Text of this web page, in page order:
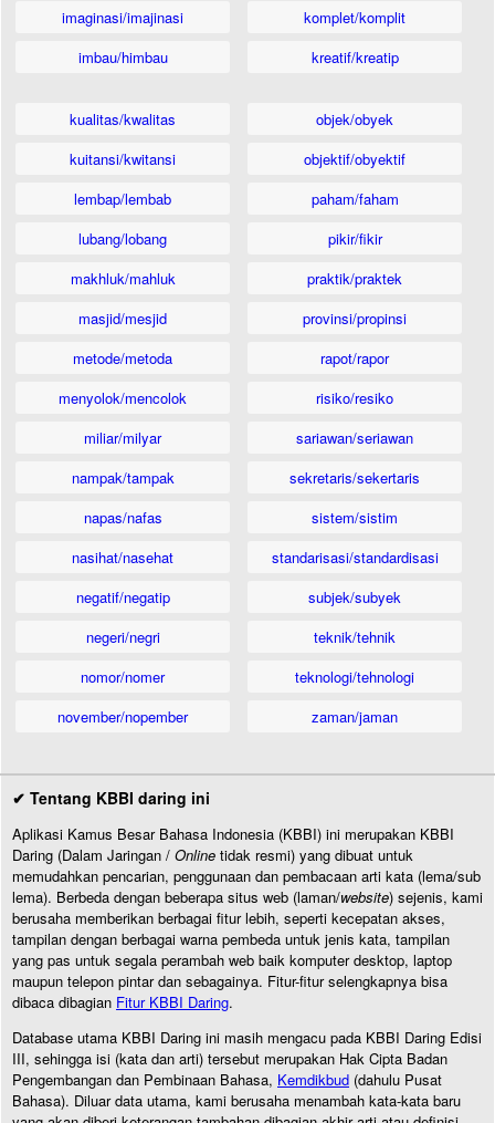
imaginasi/imajinasi
imbau/himbau
komplet/komplit
kreatif/kreatip
kualitas/kwalitas
kuitansi/kwitansi
lembap/lembab
lubang/lobang
makhluk/mahluk
masjid/mesjid
metode/metoda
menyolok/mencolok
miliar/milyar
nampak/tampak
napas/nafas
nasihat/nasehat
negatif/negatip
negeri/negri
nomor/nomer
november/nopember
objek/obyek
objektif/obyektif
paham/faham
pikir/fikir
praktik/praktek
provinsi/propinsi
rapot/rapor
risiko/resiko
sariawan/seriawan
sekretaris/sekertaris
sistem/sistim
standarisasi/standardisasi
subjek/subyek
teknik/tehnik
teknologi/tehnologi
zaman/jaman
✔ Tentang KBBI daring ini
Aplikasi Kamus Besar Bahasa Indonesia (KBBI) ini merupakan KBBI
Daring (Dalam Jaringan / Online tidak resmi) yang dibuat untuk
memudahkan pencarian, penggunaan dan pembacaan arti kata (lema/sub
lema). Berbeda dengan beberapa situs web (laman/website) sejenis, kami
berusaha memberikan berbagai fitur lebih, seperti kecepatan akses,
tampilan dengan berbagai warna pembeda untuk jenis kata, tampilan
yang pas untuk segala perambah web baik komputer desktop, laptop
maupun telepon pintar dan sebagainya. Fitur-fitur selengkapnya bisa
dibaca dibagian Fitur KBBI Daring.
Database utama KBBI Daring ini masih mengacu pada KBBI Daring Edisi
III, sehingga isi (kata dan arti) tersebut merupakan Hak Cipta Badan
Pengembangan dan Pembinaan Bahasa, Kemdikbud (dahulu Pusat
Bahasa). Diluar data utama, kami berusaha menambah kata-kata baru